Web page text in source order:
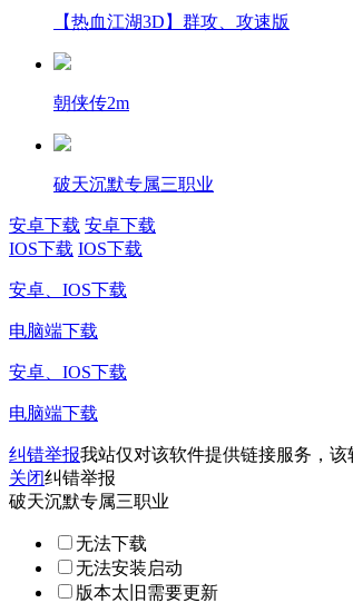
【热血江湖3D】群攻、攻速版
朝侠传2m
破天沉默专属三职业
安卓下载 安卓下载
IOS下载 IOS下载
安卓、IOS下载
电脑端下载
安卓、IOS下载
电脑端下载
纠错举报我站仅对该软件提供链接服务，
关闭纠错举报
破天沉默专属三职业
无法下载
无法安装启动
版本太旧需要更新